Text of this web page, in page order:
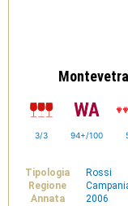
3/3 94+/100
Tipologia
Rossi
Regione
Annata
2006